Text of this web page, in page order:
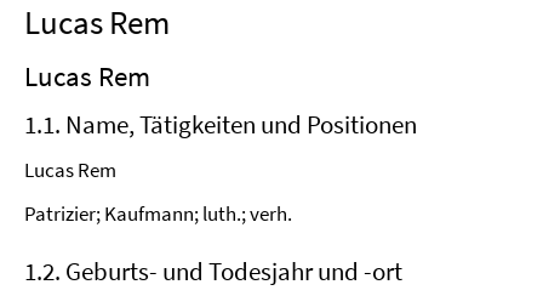
Lucas Rem
Lucas Rem
1.1. Name, Tätigkeiten und Positionen
Lucas Rem
Patrizier; Kaufmann; luth.; verh.
1.2. Geburts- und Todesjahr und -ort